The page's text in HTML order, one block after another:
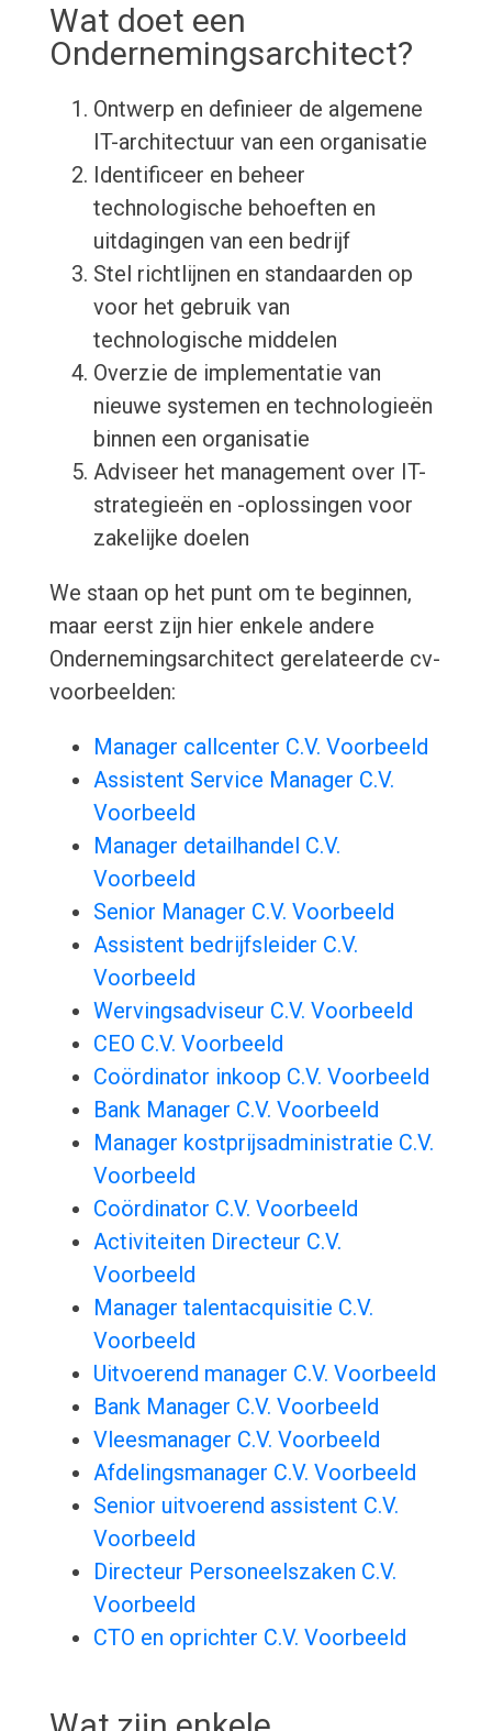
Wat doet een
Ondernemingsarchitect?
Ontwerp en definieer de algemene
IT-architectuur van een organisatie
Identificeer en beheer
technologische behoeften en
uitdagingen van een bedrijf
Stel richtlijnen en standaarden op
voor het gebruik van
technologische middelen
Overzie de implementatie van
nieuwe systemen en technologieën
binnen een organisatie
Adviseer het management over IT-
strategieën en -oplossingen voor
zakelijke doelen
We staan op het punt om te beginnen,
maar eerst zijn hier enkele andere
Ondernemingsarchitect gerelateerde cv-
voorbeelden:
Manager callcenter C.V. Voorbeeld
Assistent Service Manager C.V.
Voorbeeld
Manager detailhandel C.V.
Voorbeeld
Senior Manager C.V. Voorbeeld
Assistent bedrijfsleider C.V.
Voorbeeld
Wervingsadviseur C.V. Voorbeeld
CEO C.V. Voorbeeld
Coördinator inkoop C.V. Voorbeeld
Bank Manager C.V. Voorbeeld
Manager kostprijsadministratie C.V.
Voorbeeld
Coördinator C.V. Voorbeeld
Activiteiten Directeur C.V.
Voorbeeld
Manager talentacquisitie C.V.
Voorbeeld
Uitvoerend manager C.V. Voorbeeld
Bank Manager C.V. Voorbeeld
Vleesmanager C.V. Voorbeeld
Afdelingsmanager C.V. Voorbeeld
Senior uitvoerend assistent C.V.
Voorbeeld
Directeur Personeelszaken C.V.
Voorbeeld
CTO en oprichter C.V. Voorbeeld